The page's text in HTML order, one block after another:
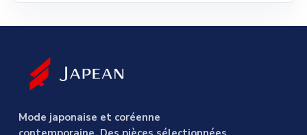
Mode japonaise et coréenne